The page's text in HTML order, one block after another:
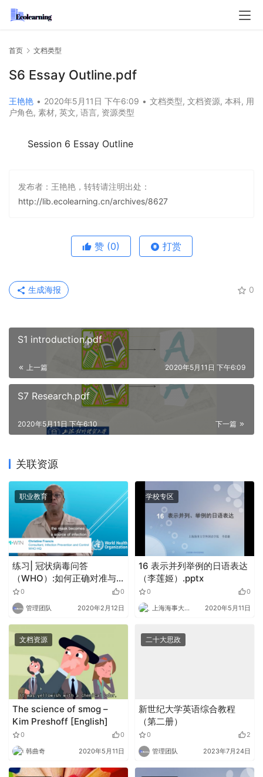
首页 文档类型
S6 Essay Outline.pdf
王艳艳 • 2020年5月11日 下午6:09 • 文档类型, 文档资源, 本科, 用
户角色, 素材, 英文, 语言, 资源类型
Session 6 Essay Outline
发布者：王艳艳，转转请注明出处：
http://lib.ecolearning.cn/archives/8627
赞 (0) 打赏
0
生成海报
S1 introduction.pdf
上一篇 2020年5月11日 下午6:09
S7 Research.pdf
下一篇
2020年5月11日 下午6:10
关联资源
职业教育
练习| 冠状病毒问答
（WHO）:如何正确对准与
处理口罩
0 0
管理团队 2020年2月12日
学校专区
16 表示并列举例的日语表达
（李莲姬）.pptx
0 0
上海海事大学外语 2020年5月11日
文档资源
The science of smog –
Kim Preshoff [English]
0 0
韩曲奇 2020年5月11日
二十大思政
新世纪大学英语综合教程
（第二册）
0 2
管理团队 2023年7月24日